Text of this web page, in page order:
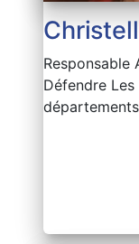
Responsable
Défendre